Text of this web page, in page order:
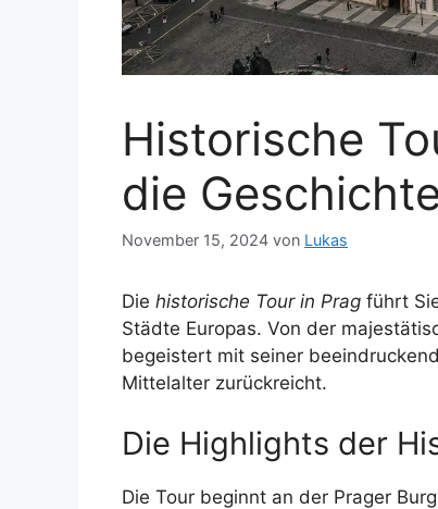
Historische
die
November 15, 2024 von Lukas
Die historische Tour in Prag führt
Städte Europas. Von der
begeistert mit seiner
Mittelalter zurückreicht.
Die Highlights der
Die Tour beginnt an der Prager